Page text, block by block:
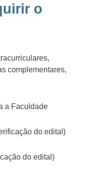
o
complementares,
a Faculdade
do edital)
do edital)